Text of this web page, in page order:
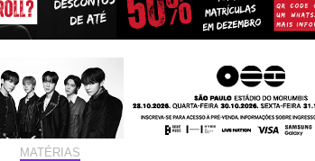
MATÉRIAS